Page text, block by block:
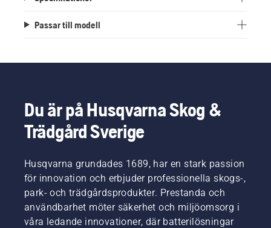
Passar till modell
Du är på Husqvarna Skog &
Trädgård Sverige
Husqvarna grundades 1689, har en stark passion
för innovation och erbjuder professionella skogs-,
park- och trädgårdsprodukter. Prestanda och
användbarhet möter säkerhet och miljöomsorg i
våra ledande innovationer, där batterilösningar